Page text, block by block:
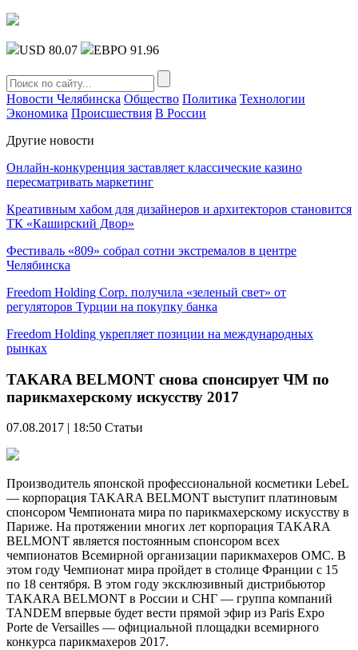
USD 80.07 ЕВРО 91.96
Новости Челябинска Общество Политика Технологии
Экономика Происшествия В России
Другие новости
Онлайн-конкуренция заставляет классические казино
пересматривать маркетинг
Креативным хабом для дизайнеров и архитекторов становится
ТК «Каширский Двор»
Фестиваль «809» собрал сотни экстремалов в центре
Челябинска
Freedom Holding Corp. получила «зеленый свет» от
регуляторов Турции на покупку банка
Freedom Holding укрепляет позиции на международных
рынках
TAKARA BELMONT снова спонсирует ЧМ по
парикмахерскому искусству 2017
07.08.2017 | 18:50 Статьи
Производитель японской профессиональной косметики LebeL
— корпорация TAKARA BELMONT выступит платиновым
спонсором Чемпионата мира по парикмахерскому искусству в
Париже. На протяжении многих лет корпорация TAKARA
BELMONT является постоянным спонсором всех
чемпионатов Всемирной организации парикмахеров OMC. В
этом году Чемпионат мира пройдет в столице Франции с 15
по 18 сентября. В этом году эксклюзивный дистрибьютор
TAKARA BELMONT в России и СНГ — группа компаний
TANDEM впервые будет вести прямой эфир из Paris Expo
Porte de Versailles — официальной площадки всемирного
конкурса парикмахеров 2017.